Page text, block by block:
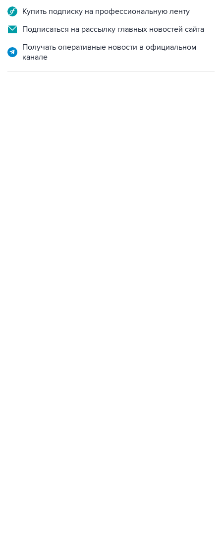
Купить подписку на профессиональную ленту
Подписаться на рассылку главных новостей сайта
Получать оперативные новости в официальном
канале